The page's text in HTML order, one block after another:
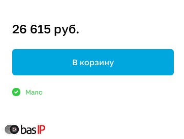
26 615 руб.
В корзину
Мало